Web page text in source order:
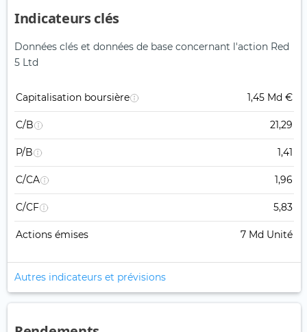
Indicateurs clés
Données clés et données de base concernant l'action Red
5 Ltd
Capitalisation boursière 1,45 Md €
C/B 21,29
P/B 1,41
C/CA 1,96
C/CF 5,83
Actions émises 7 Md Unité
Autres indicateurs et prévisions